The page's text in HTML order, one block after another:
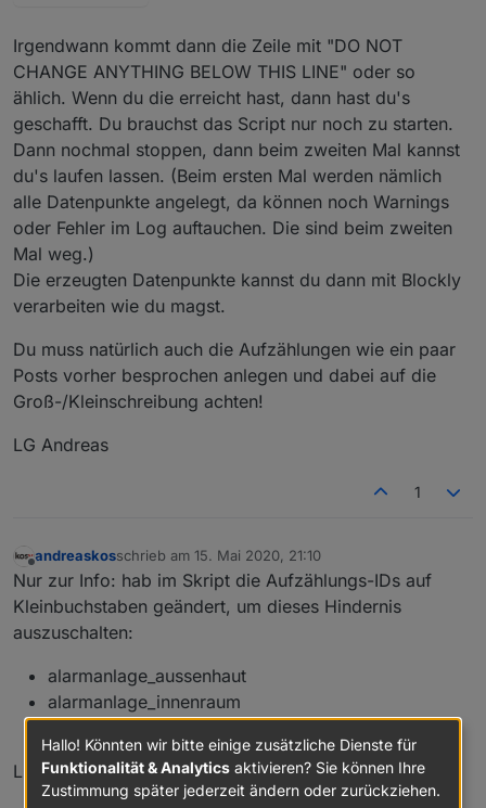
Irgendwann kommt dann die Zeile mit "DO NOT
CHANGE ANYTHING BELOW THIS LINE" oder so
ählich. Wenn du die erreicht hast, dann hast du's
geschafft. Du brauchst das Script nur noch zu starten.
Dann nochmal stoppen, dann beim zweiten Mal kannst
du's laufen lassen. (Beim ersten Mal werden nämlich
alle Datenpunkte angelegt, da können noch Warnings
oder Fehler im Log auftauchen. Die sind beim zweiten
Mal weg.)
Die erzeugten Datenpunkte kannst du dann mit Blockly
verarbeiten wie du magst.
Du muss natürlich auch die Aufzählungen wie ein paar
Posts vorher besprochen anlegen und dabei auf die
Groß-/Kleinschreibung achten!
LG Andreas
1
andreaskosschrieb am 15. Mai 2020, 21:10
zuletzt editiert von
Nur zur Info: hab im Skript die Aufzählungs-IDs auf
Kleinbuchstaben geändert, um dieses Hindernis
auszuschalten:
alarmanlage_aussenhaut
alarmanlage_innenraum
LG Andreas
Hallo! Könnten wir bitte einige zusätzliche Dienste für
Funktionalität & Analytics aktivieren? Sie können Ihre
Zustimmung später jederzeit ändern oder zurückziehen.